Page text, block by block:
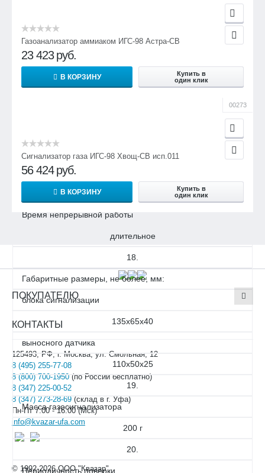
Электрическое питание от внешнего источника пост.
Потребляемая мощность в режиме (дежурный/
сигнальный), мВт, питание 12В на горючие газы:
без индикации
Время непрерывной работы
длительное
18.
Габаритные размеры, не более, мм:
блока сигнализации
135х65х40
выносного датчика
110х50х25
19.
Масса газосигнализатора
200 г
20.
Периодичность поверки
Газоанализатор аммиаком ИГС-98 Астра-СВ
23 423 руб.
В КОРЗИНУ
Купить в
один клик
00273
Сигнализатор газа ИГС-98 Хвощ-СВ исп.011
56 424 руб.
В КОРЗИНУ
Купить в
один клик
ПОКУПАТЕЛЮ
КОНТАКТЫ
125493, РФ, г. Москва, ул. Смольная, 12
8 (495) 255-77-08
8 (800) 700-1950 (по России бесплатно)
8 (347) 225-00-52
8 (347) 273-28-69 (склад в г. Уфа)
Пн-Пт 7.00 - 16.00 (Мск)
info@kvazar-ufa.com
© 1992-2026 ООО "Квазар".